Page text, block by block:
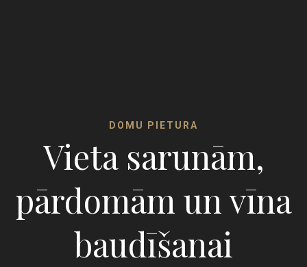
DOMU PIETURA
Vieta sarunām,
pārdomām un vīna
baudīšanai